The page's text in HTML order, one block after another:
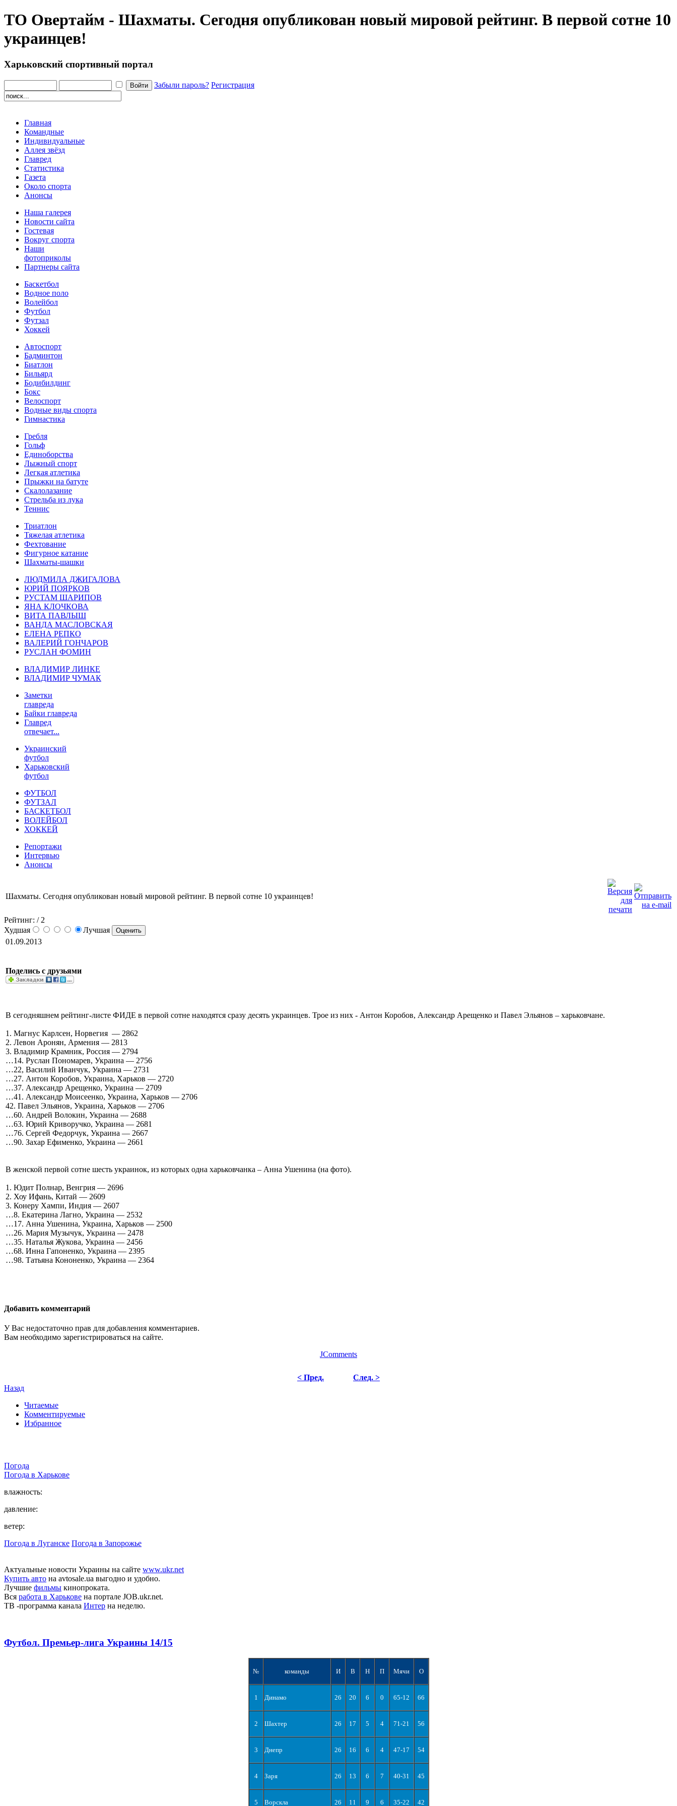
ТО Овертайм - Шахматы. Сегодня опубликован новый мировой рейтинг. В первой сотне 10
украинцев!
Харьковский спортивный портал
Забыли пароль? Регистрация
Главная
Командные
Индивидуальные
Аллея звёзд
Главред
Статистика
Газета
Около спорта
Анонсы
Наша галерея
Новости сайта
Гостевая
Вокруг спорта
Наши
фотоприколы
Партнеры сайта
Баскетбол
Водное поло
Волейбол
Футбол
Футзал
Хоккей
Автоспорт
Бадминтон
Биатлон
Бильярд
Бодибилдинг
Бокс
Велоспорт
Водные виды спорта
Гимнастика
Гребля
Гольф
Единоборства
Лыжный спорт
Легкая атлетика
Прыжки на батуте
Скалолазание
Стрельба из лука
Теннис
Триатлон
Тяжелая атлетика
Фехтование
Фигурное катание
Шахматы-шашки
ЛЮДМИЛА ДЖИГАЛОВА
ЮРИЙ ПОЯРКОВ
РУСТАМ ШАРИПОВ
ЯНА КЛОЧКОВА
ВИТА ПАВЛЫШ
ВАНДА МАСЛОВСКАЯ
ЕЛЕНА РЕПКО
ВАЛЕРИЙ ГОНЧАРОВ
РУСЛАН ФОМИН
ВЛАДИМИР ЛИНКЕ
ВЛАДИМИР ЧУМАК
Заметки
главреда
Байки главреда
Главред
отвечает...
Украинский
футбол
Харьковский
футбол
ФУТБОЛ
ФУТЗАЛ
БАСКЕТБОЛ
ВОЛЕЙБОЛ
ХОККЕЙ
Репортажи
Интервью
Анонсы
Шахматы. Сегодня опубликован новый мировой рейтинг. В первой сотне 10 украинцев!
Рейтинг: / 2
Худшая
Лучшая
01.09.2013
Поделись с друзьями
В сегодняшнем рейтинг-листе ФИДЕ в первой сотне находятся сразу десять украинцев. Трое из них - Антон Коробов, Александр Арещенко и Павел Эльянов – харьковчане.
1. Магнус Карлсен, Норвегия — 2862
2. Левон Аронян, Армения — 2813
3. Владимир Крамник, Россия — 2794
…14. Руслан Пономарев, Украина — 2756
…22, Василий Иванчук, Украина — 2731
…27. Антон Коробов, Украина, Харьков — 2720
…37. Александр Арещенко, Украина — 2709
…41. Александр Моисеенко, Украина, Харьков — 2706
42. Павел Эльянов, Украина, Харьков — 2706
…60. Андрей Волокин, Украина — 2688
…63. Юрий Криворучко, Украина — 2681
…76. Сергей Федорчук, Украина — 2667
…90. Захар Ефименко, Украина — 2661
В женской первой сотне шесть украинок, из которых одна харьковчанка – Анна Ушенина (на фото).
1. Юдит Полнар, Венгрия — 2696
2. Хоу Ифань, Китай — 2609
3. Конеру Хампи, Индия — 2607
…8. Екатерина Лагно, Украина — 2532
…17. Анна Ушенина, Украина, Харьков — 2500
…26. Мария Музычук, Украина — 2478
…35. Наталья Жукова, Украина — 2456
…68. Инна Гапоненко, Украина — 2395
…98. Татьяна Кононенко, Украина — 2364
Добавить комментарий
У Вас недостаточно прав для добавления комментариев.
Вам необходимо зарегистрироваться на сайте.
JComments
< Пред.
След. >
Назад
Читаемые
Комментируемые
Избранное
Погода
Погода в Харькове
влажность:
давление:
ветер:
Погода в Луганске Погода в Запорожье
Актуальные новости Украины на сайте www.ukr.net
Купить авто на avtosale.ua выгодно и удобно.
Лучшие фильмы кинопроката.
Вся работа в Харькове на портале JOB.ukr.net.
ТВ -программа канала Интер на неделю.
Футбол. Премьер-лига Украины 14/15
№ команды И В Н П Мячи О
1 Динамо 26 20 6 0 65-12 66
2 Шахтер 26 17 5 4 71-21 56
3 Днепр 26 16 6 4 47-17 54
4 Заря 26 13 6 7 40-31 45
5 Ворскла 26 11 9 6 35-22 42